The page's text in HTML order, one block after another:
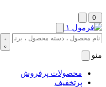
0
منو
محصولات پرفروش
پرتخفیف